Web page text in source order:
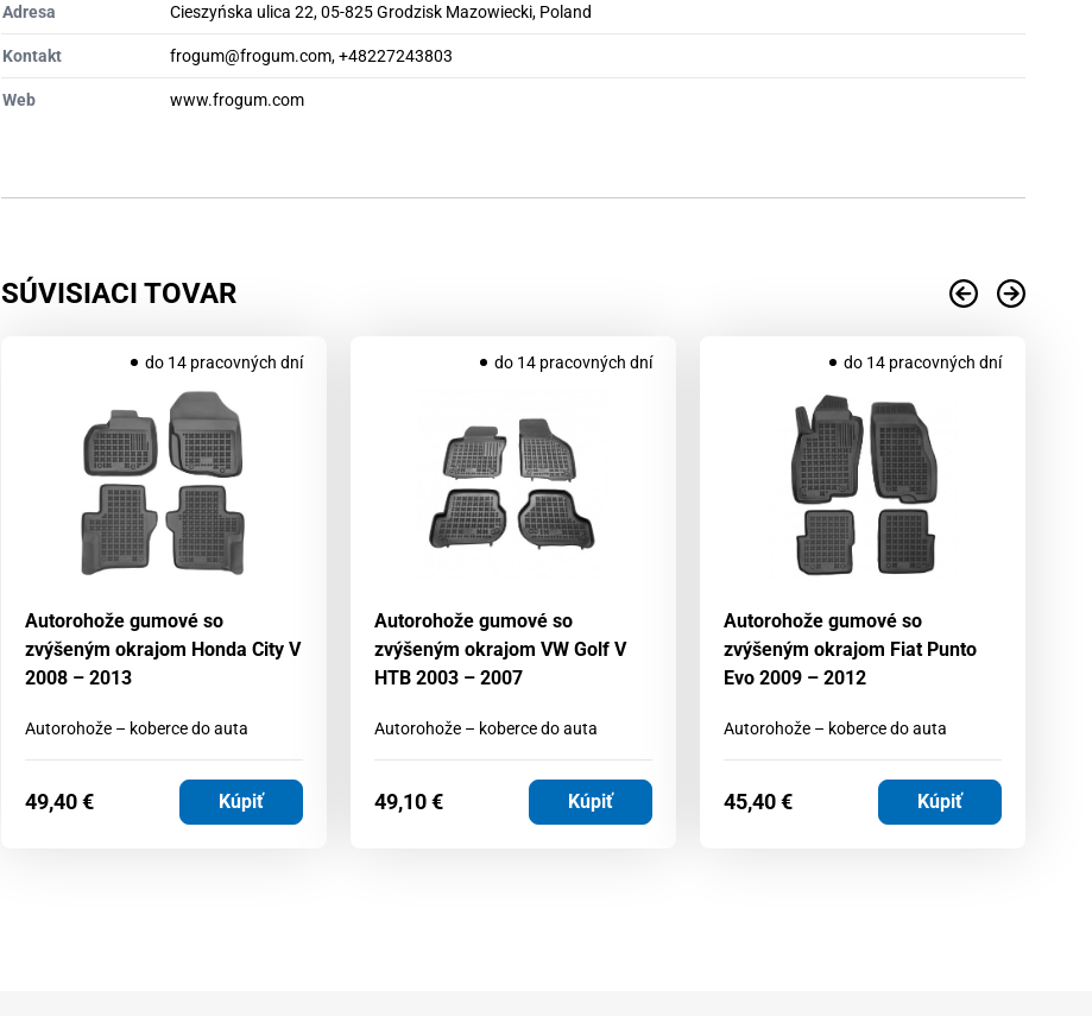
Adresa Cieszyńska ulica 22, 05-825 Grodzisk Mazowiecki, Poland
Kontakt frogum@frogum.com, +48227243803
Web www.frogum.com
SÚVISIACI TOVAR
do 14 pracovných dní
Autorohože gumové so
zvýšeným okrajom Honda City V
2008 – 2013
Autorohože – koberce do auta
49,40€ Kúpiť
do 14 pracovných dní
Autorohože gumové so
zvýšeným okrajom VW Golf V
HTB 2003 – 2007
Autorohože – koberce do auta
49,10€ Kúpiť
do 14 pracovných dní
Autorohože gumové so
zvýšeným okrajom Fiat Punto
Evo 2009 – 2012
Autorohože – koberce do auta
45,40€ Kúpiť